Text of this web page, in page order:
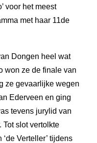
voor het meest
met haar 11de
Dongen heel wat
won ze de finale van
ze gevaarlijke wegen
Ederveen en ging
tevens jurylid van
Tot slot vertolkte
Verteller’ tijdens